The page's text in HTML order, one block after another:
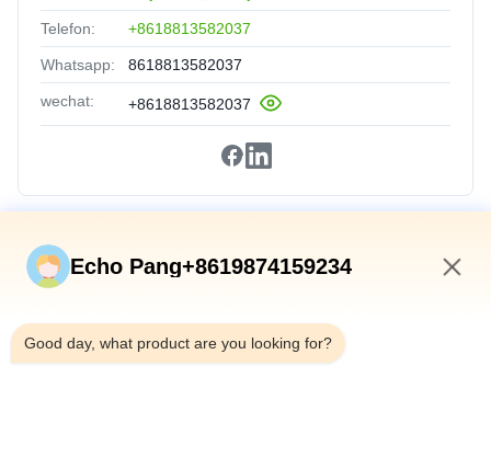
Telefon: +8618813582037
Whatsapp: 8618813582037
wechat: +8618813582037
Schnelle Verbindungen
Produkte
Über Uns
Echo Pang+8619874159234
Good day, what product are you looking for?